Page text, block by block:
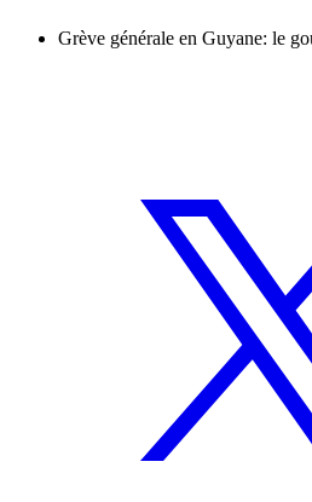
Grève générale en Guyane: le